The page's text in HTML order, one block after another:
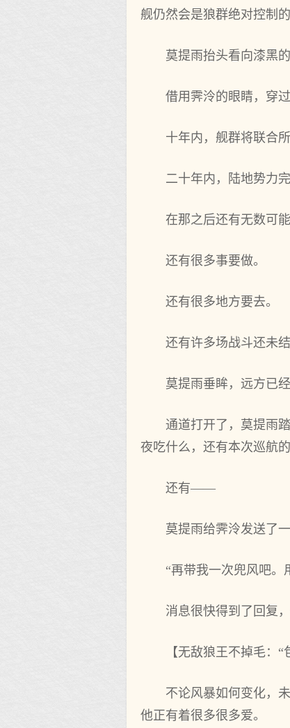
舰仍然会是狼群绝对控制
莫提雨抬头看向漆黑
借用霁泠的眼睛，穿
十年内，舰群将联合
二十年内，陆地势力
在那之后还有无数可
还有很多事要做。
还有很多地方要去。
还有许多场战斗还未结
莫提雨垂眸，远方已
通道打开了，莫提雨
夜吃什么，还有本次巡航
还有——
莫提雨给霁泠发送了一
“再带我一次兜风吧。
消息很快得到了回复，
【无敌狼王不掉毛：
不论风暴如何变化，
他正有着很多很多爱。